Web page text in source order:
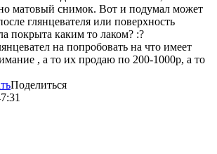
матовый снимок. Вот и подумал может
глянцевателя или поверхность
покрыта каким то лаком? :?
на попробовать на что имеет
, а то их продаю по 200-1000р, а то
Поделиться